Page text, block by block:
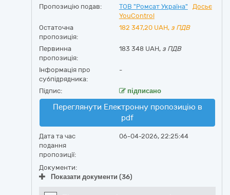
Пропозицію подав: ТОВ "Ромсат Україна"
Досьє
YouControl
Остаточна
пропозиція:
182 347,20 UAH, з ПДВ
Первинна
пропозиція:
183 348 UAH, з ПДВ
Інформація про
субпідрядника:
-
Підпис: підписано
Переглянути Електронну пропозицію в
pdf
Дата та час
подання
пропозиції:
06-04-2026, 22:25:44
Документи:
Показати документи (36)